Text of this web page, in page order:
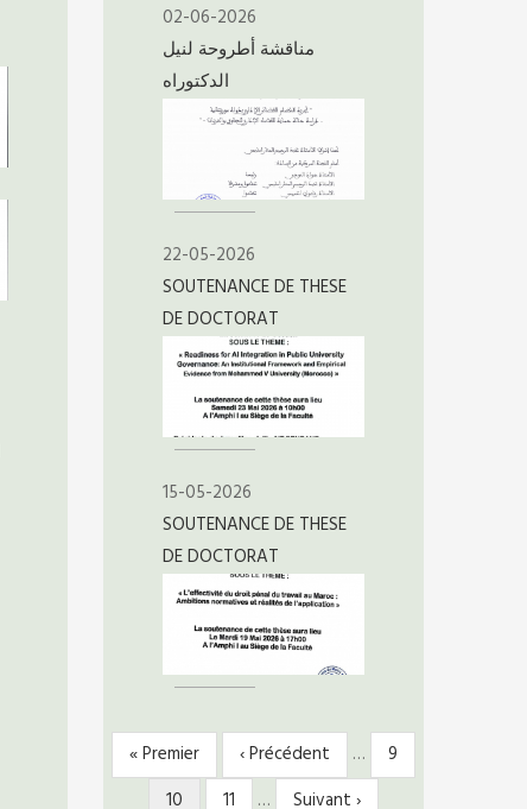
02-06-2026
مناقشة أطروحة لنيل
الدكتوراه
22-05-2026
SOUTENANCE DE THESE
DE DOCTORAT
15-05-2026
SOUTENANCE DE THESE
DE DOCTORAT
PAGINATION
Première
page
« Premier
Page
précédente
‹ Précédent … Page
9
Page
10 Page
11 …
Page
Suivant ›